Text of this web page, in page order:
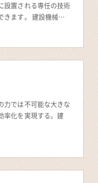
設置される専任の技術
設機械施
力では不可能な大きな
率化を実現する。建